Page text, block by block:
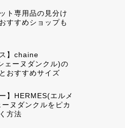
ト専用品の見分け
すすめショップも
】chaine
ェーヌダンクル)の
おすすめサイズ
】HERMES(エルメ
ヌダンクルをピカ
方法